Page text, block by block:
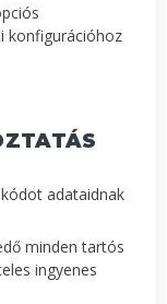
konfigurációhoz
adataidnak
minden tartós
ingyenes